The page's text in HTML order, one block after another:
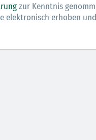
zur Kenntnis
elektronisch erhoben